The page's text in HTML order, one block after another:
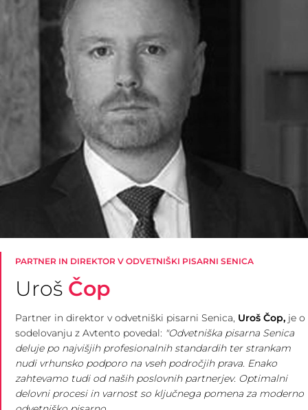
PARTNER IN DIREKTOR V ODVETNIŠKI PISARNI SENICA
Uroš Čop
Partner in direktor v odvetniški pisarni Senica, Uroš Čop, je o
sodelovanju z Avtento povedal: "Odvetniška pisarna Senica
deluje po najvišjih profesionalnih standardih ter strankam
nudi vrhunsko podporo na vseh področjih prava. Enako
zahtevamo tudi od naših poslovnih partnerjev. Optimalni
delovni procesi in varnost so ključnega pomena za moderno